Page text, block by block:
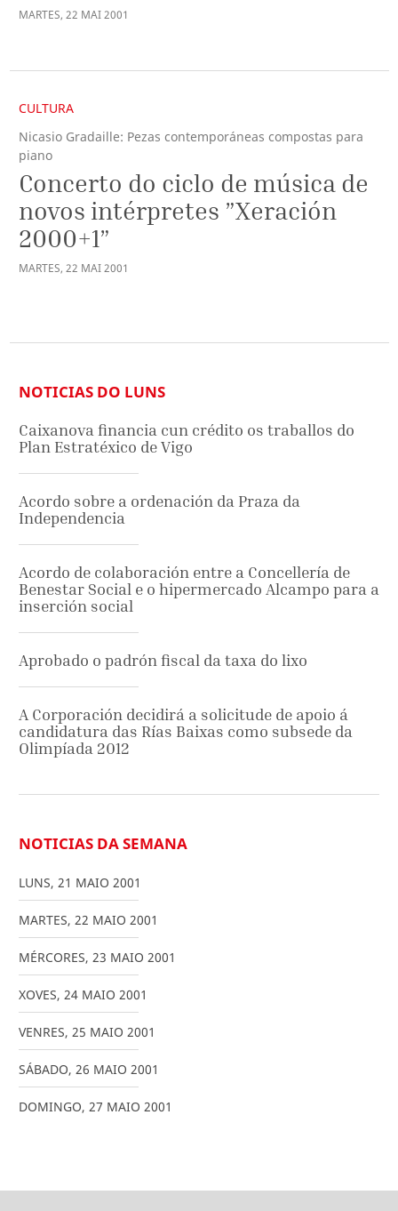
MARTES, 22 MAI2001
CULTURA
Nicasio Gradaille: Pezas contemporáneas compostas para
piano
Concerto do ciclo de música de
novos intérpretes ”Xeración
2000+1”
MARTES, 22 MAI2001
NOTICIAS DO LUNS
Caixanova financia cun crédito os traballos do
Plan Estratéxico de Vigo
Acordo sobre a ordenación da Praza da
Independencia
Acordo de colaboración entre a Concellería de
Benestar Social e o hipermercado Alcampo para a
inserción social
Aprobado o padrón fiscal da taxa do lixo
A Corporación decidirá a solicitude de apoio á
candidatura das Rías Baixas como subsede da
Olimpíada 2012
NOTICIAS DA SEMANA
LUNS, 21 MAIO 2001
MARTES, 22 MAIO 2001
MÉRCORES, 23 MAIO 2001
XOVES, 24 MAIO 2001
VENRES, 25 MAIO 2001
SÁBADO, 26 MAIO 2001
DOMINGO, 27 MAIO 2001